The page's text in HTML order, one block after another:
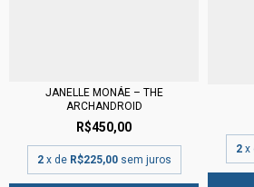
JANELLE MONÁE – THE
ARCHANDROID
R$450,00
2 x de R$225,00 sem juros
2 x